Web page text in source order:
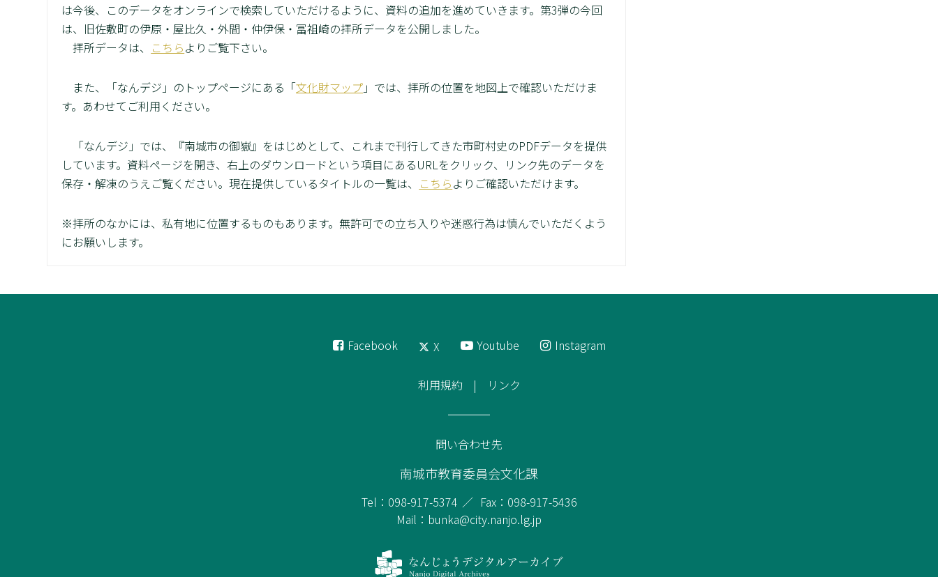
は今後、このデータをオンラインで検索していただけるように、資料の追加を進めていきます。第3弾の今回
は、旧佐敷町の伊原・屋比久・外間・仲伊保・冨祖崎の拝所データを公開しました。
拝所データは、 こちらよりご覧下さい。
また、「なんデジ」のトップページにある「文化財マップ 」では、拝所の位置を地図上で確認いただけま
す。あわせてご利用ください。
「なんデジ」では、『南城市の御嶽』をはじめとして、これまで刊行してきた市町村史のPDFデータを提供
しています。資料ページを開き、右上のダウンロードという項目にあるURLをクリック、リンク先のデータを
保存・解凍のうえご覧ください。現在提供しているタイトルの一覧は、 こちらよりご確認いただけます。
※拝所のなかには、私有地に位置するものもあります。無許可での立ち入りや迷惑行為は慎んでいただくよう
にお願いします。
Facebook X Youtube Instagram
利用規約 リンク
問い合わせ先
南城市教育委員会文化課
Tel：098-917-5374
Fax：098-917-5436
Mail：bunka@city.nanjo.lg.jp